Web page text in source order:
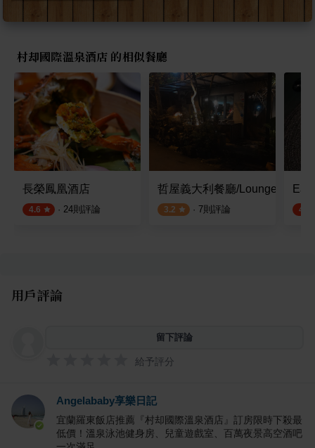
村却國際溫泉酒店 的相似餐廳
長榮鳳凰酒店
4.6 · 24則評論
哲屋義大利餐廳/Lounge Bar
3.2 · 7則評論 4.5
用戶評論
留下評論
給予評分
Angelababy享樂日記
宜蘭羅東飯店推薦『村却國際溫泉酒店』訂房限時下殺最
低價！溫泉泳池健身房、兒童遊戲室、百萬夜景高空酒吧